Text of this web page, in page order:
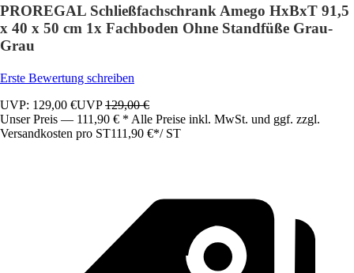
PROREGAL Schließfachschrank Amego HxBxT 91,5
x 40 x 50 cm 1x Fachboden Ohne Standfüße Grau-
Grau
Erste Bewertung schreiben
UVP: 129,00 €UVP129,00 €
Unser Preis — 111,90 € * Alle Preise inkl. MwSt. und ggf. zzgl.
Versandkosten pro ST111,90 €*/ ST